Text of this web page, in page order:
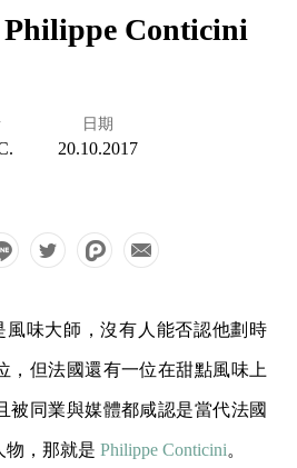
Conticini
日期
20.10.2017
味大師，沒有人能否認他劃時
，但法國還有一位在甜點風味上
被同業與媒體都咸認是當代法國
物，那就是 Philippe Conticini。